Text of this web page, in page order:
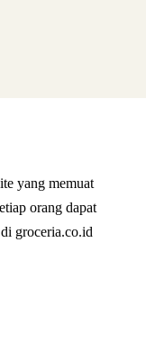
yang memuat
orang dapat
groceria.co.id